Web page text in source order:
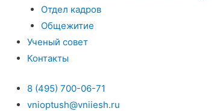
Отдел кадров
Общежитие
Ученый совет
Контакты
8 (495) 700-06-71
vnioptush@vniiesh.ru